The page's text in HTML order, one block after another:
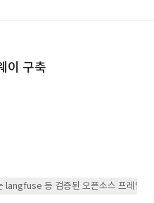
이 구축
등 검증된 오픈소스 프레임워